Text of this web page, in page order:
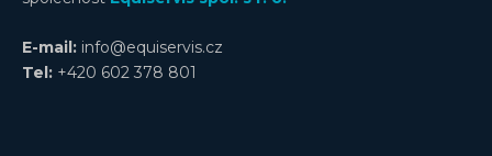
E-mail: info@equiservis.cz
Tel: +420 602 378 801